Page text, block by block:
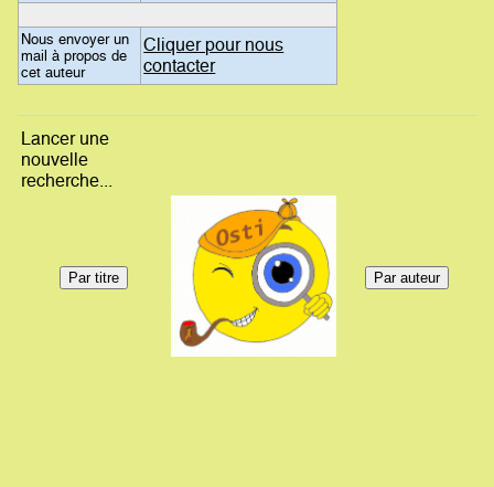
Nous envoyer un
mail à propos de
cet auteur
Cliquer pour nous
contacter
Lancer une
nouvelle
recherche...